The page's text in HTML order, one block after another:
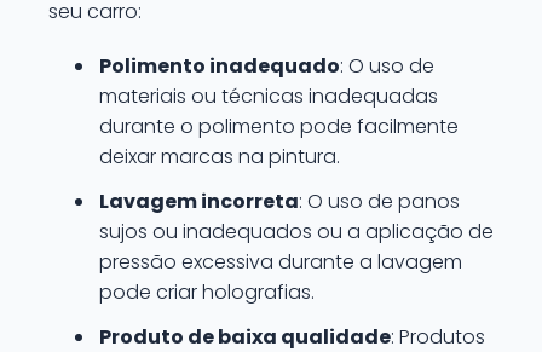
seu carro:
Polimento inadequado: O uso de
materiais ou técnicas inadequadas
durante o polimento pode facilmente
deixar marcas na pintura.
Lavagem incorreta: O uso de panos
sujos ou inadequados ou a aplicação de
pressão excessiva durante a lavagem
pode criar holografias.
Produto de baixa qualidade: Produtos